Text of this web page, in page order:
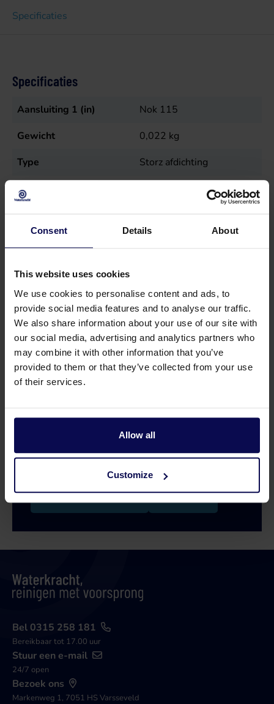
Consent Details About
This website uses cookies
We use cookies to personalise content and ads, to
provide social media features and to analyse our traffic.
We also share information about your use of our site with
our social media, advertising and analytics partners who
may combine it with other information that you’ve
provided to them or that they’ve collected from your use
of their services.
Allow all
Customize
Specificaties
Specificaties
Aansluiting 1 (in)
Nok 115
Gewicht
0,022 kg
Type
Storz afdichting
Verkoopeenheid
Heb je een vraag of hulp nodig?
Onze specialisten helpen je graag verder bij je
jouw vraagstuk!
Bel 0315 258 181 Contact
Bel 0315 258 181
Bereikbaar tot 17.00 uur
Stuur een e-mail
24/7 open
Bezoek ons
Markenweg 1, 7051 HS Varsseveld